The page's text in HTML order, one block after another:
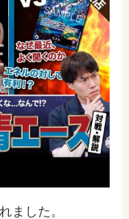
ました。